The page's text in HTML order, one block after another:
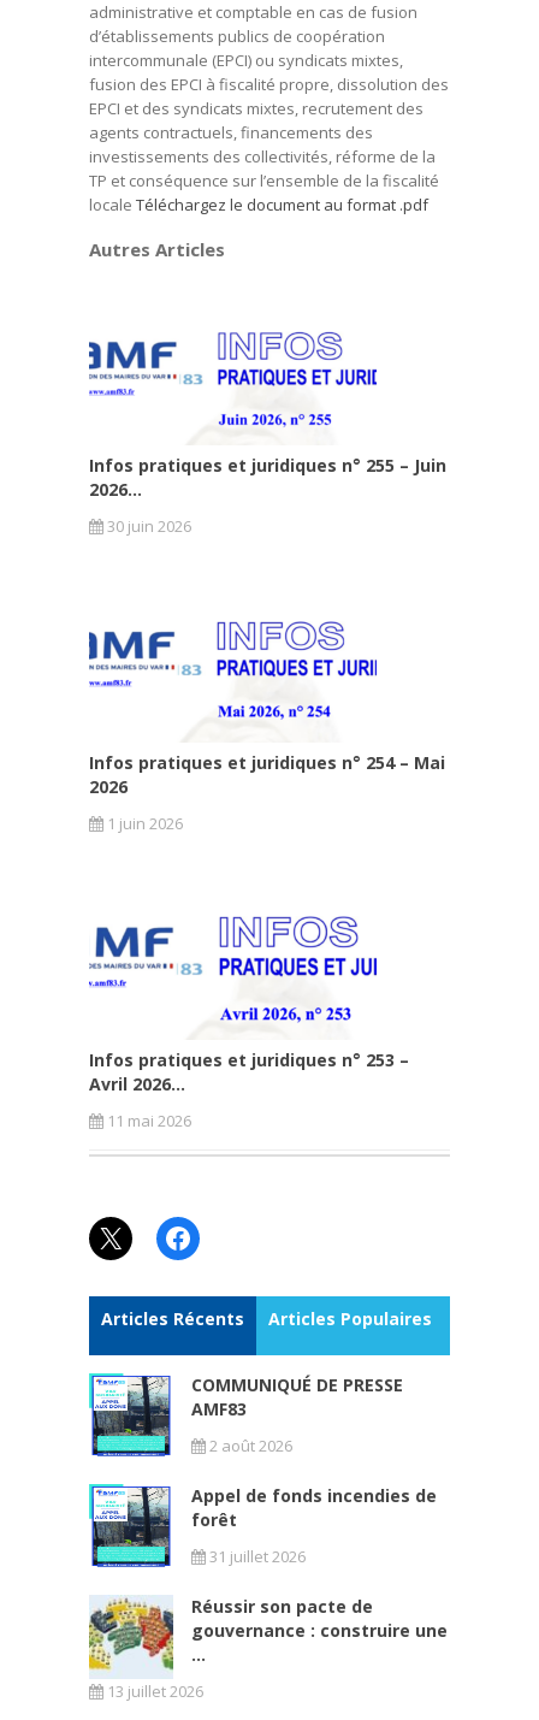
administrative et comptable en cas de fusion
d’établissements publics de coopération
intercommunale (EPCI) ou syndicats mixtes,
fusion des EPCI à fiscalité propre, dissolution des
EPCI et des syndicats mixtes, recrutement des
agents contractuels, financements des
investissements des collectivités, réforme de la
TP et conséquence sur l’ensemble de la fiscalité
locale Téléchargez le document au format .pdf
Autres Articles
Infos pratiques et juridiques n° 255 – Juin
2026...
30 juin 2026
Infos pratiques et juridiques n° 254 – Mai
2026
1 juin 2026
Infos pratiques et juridiques n° 253 –
Avril 2026...
11 mai 2026
X Facebook
Articles Récents Articles Populaires
COMMUNIQUÉ DE PRESSE
AMF83
2 août 2026
Appel de fonds incendies de
forêt
31 juillet 2026
Réussir son pacte de
gouvernance : construire une
...
13 juillet 2026